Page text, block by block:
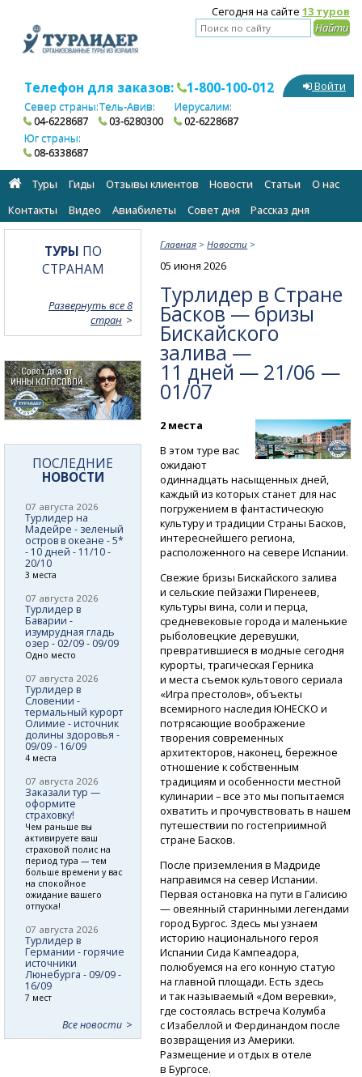
Сегодня на сайте 13 туров
Телефон для заказов: 1-800-100-012
Север страны:
04-6228687
Тель-Авив:
03-6280300
Иерусалим:
02-6228687
Юг страны:
08-6338687
Войти
Туры Гиды Отзывы клиентов Новости Статьи
О нас
Контакты
Видео Авиабилеты Cовет дня Рассказ дня
Главная >Новости >
05 июня 2026
Турлидер в Стране
Басков — бризы
Бискайского
залива —
11 дней — 21/06 —
01/07
2 места
В этом туре вас
ожидают
одиннадцать насыщенных дней,
каждый из которых станет для нас
погружением в фантастическую
культуру и традиции Страны Басков,
интереснейшего региона,
расположенного на севере Испании.
Свежие бризы Бискайского залива
и сельские пейзажи Пиренеев,
культуры вина, соли и перца,
средневековые города и маленькие
рыболовецкие деревушки,
превратившиеся в модные сегодня
курорты, трагическая Герника
и места съемок культового сериала
«Игра престолов», объекты
всемирного наследия ЮНЕСКО и
потрясающие воображение
творения современных
архитекторов, наконец, бережное
отношение к собственным
традициям и особенности местной
кулинарии – все это мы попытаемся
охватить и прочувствовать в нашем
путешествии по гостеприимной
стране Басков.
После приземления в Мадриде
направимся на север Испании.
Первая остановка на пути в Галисию
— овеянный старинными легендами
город Бургос. Здесь мы узнаем
историю национального героя
Испании Сида Кампеадора,
полюбуемся на его конную статую
на главной площади. Есть здесь
и так называемый «Дом веревки»,
где состоялась встреча Колумба
с Изабеллой и Фердинандом после
возвращения из Америки.
Размещение и отдых в отеле
в Бургосе.
ТУРЫ ПО
СТРАНАМ
Развернуть все 8
стран
ПОСЛЕДНИЕ
НОВОСТИ
07 августа 2026
Турлидер на
Мадейре - зеленый
остров в океане - 5*
- 10 дней - 11/10 -
20/10
3 места
07 августа 2026
Турлидер в
Баварии -
изумрудная гладь
озер - 02/09 - 09/09
Одно место
07 августа 2026
Турлидер в
Словении -
термальный курорт
Олимие - источник
долины здоровья -
09/09 - 16/09
4 места
07 августа 2026
Заказали тур —
оформите
страховку!
Чем раньше вы
активируете ваш
страховой полис на
период тура — тем
больше времени у вас
на спокойное
ожидание вашего
отпуска!
07 августа 2026
Турлидер в
Германии - горячие
источники
Люнебурга - 09/09 -
16/09
7 мест
Все новости